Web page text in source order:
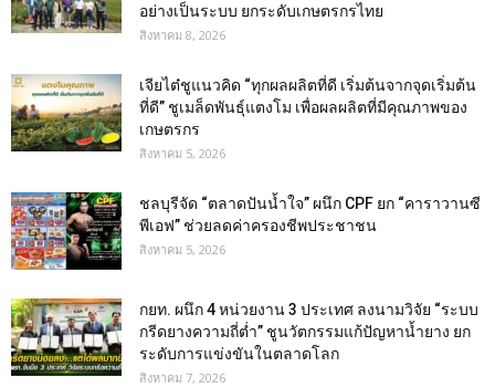
อย่างเป็นระบบ ยกระดับเกษตรกรไทย
สิงหาคม 8, 2026
เจียไต๋ชูแนวคิด “ทุกผลผลิตที่ดี เริ่มต้นจากจุดเริ่มต้น
ที่ดี” ชูเมล็ดพันธุ์แตงโม เพื่อผลผลิตที่มีคุณภาพของ
เกษตรกร
สิงหาคม 5, 2026
ชลบุรีจัด “ตลาดปันน้ำใจ” ผนึก CPF ยก “คาราวานซี
พีเอฟ” ช่วยลดค่าครองชีพประชาชน
สิงหาคม 5, 2026
กยท. ผนึก 4 หน่วยงาน 3 ประเทศ ลงนามวิจัย “ระบบ
กรีดยางความถี่ต่ำ” ชูนวัตกรรมแก้ปัญหาน้ำยาง ยก
ระดับการแข่งขันในตลาดโลก
สิงหาคม 7, 2026